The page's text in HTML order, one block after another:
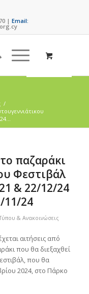
|Email:
/
παζαράκι
Φεστιβάλ
& 22/12/24
11/24
& Ανακοινώσεις
αιτήσεις από
που θα διεξαχθεί
που θα
2024, στο Πάρκο